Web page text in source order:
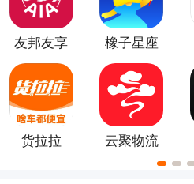
友邦友享
app
橡子星座
软件
货拉拉
云聚物流